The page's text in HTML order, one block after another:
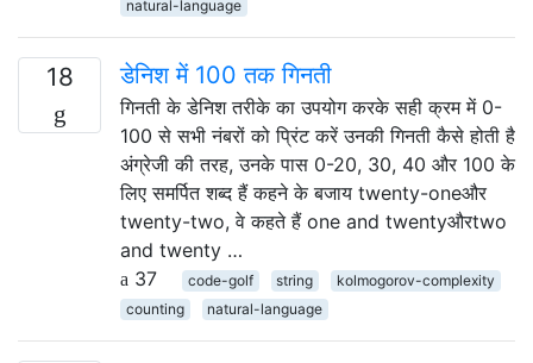
natural-language
18 डेनिश में 100 तक गिनती
गिनती के डेनिश तरीके का उपयोग करके सही क्रम में 0-
100 से सभी नंबरों को प्रिंट करें उनकी गिनती कैसे होती है
अंग्रेजी की तरह, उनके पास 0-20, 30, 40 और 100 के
लिए समर्पित शब्द हैं कहने के बजाय twenty-oneऔर
twenty-two, वे कहते हैं one and twentyऔरtwo
and twenty …
37
code-golf string
kolmogorov-complexity
counting
natural-language